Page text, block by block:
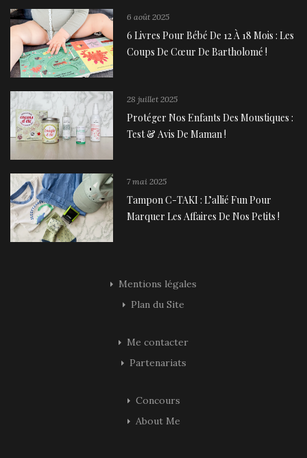
6 août 2025
6 Livres Pour Bébé De 12 À 18 Mois : Les
Coups De Cœur De Bartholomé !
28 juillet 2025
Protéger Nos Enfants Des Moustiques :
Test & Avis De Maman !
7 mai 2025
Tampon C-TAKI : L’allié Fun Pour
Marquer Les Affaires De Nos Petits !
Mentions légales
Plan du Site
Me contacter
Partenariats
Concours
About Me